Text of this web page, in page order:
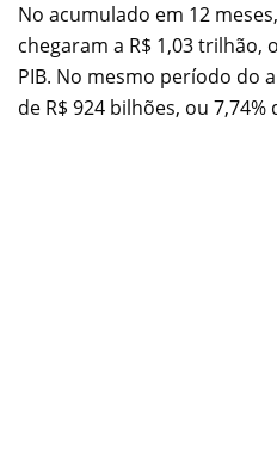
No acumulado em 12
chegaram a R$ 1,03 trilhão,
PIB. No mesmo período do
de R$ 924 bilhões, ou 7,74%